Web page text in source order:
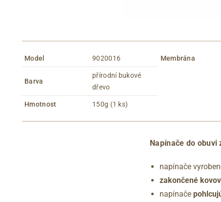
Model 9020016
Barva
přírodní bukové
dřevo
Hmotnost 150g (1 ks)
Membrána
Napínače do obuvi
napínače
zakončené
napínače